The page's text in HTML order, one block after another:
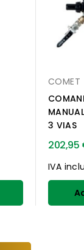
COMET
3 VIAS
202,95
IVA